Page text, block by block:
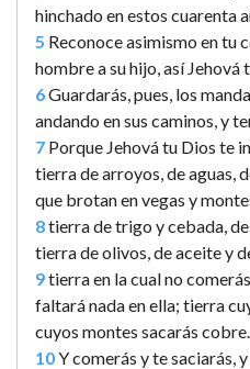
hinchado en estos cuarenta
5 Reconoce asimismo en tu
hombre a su hijo, así Jehová
6Guardarás, pues, los
andando en sus caminos, y
7 Porque Jehová tu Dios te
tierra de arroyos, de aguas,
que brotan en vegas y
8tierra de trigo y cebada,
tierra de olivos, de aceite y
9tierra en la cual no
faltará nada en ella; tierra
cuyos montes sacarás cobre.
10Y comerás y te saciarás,